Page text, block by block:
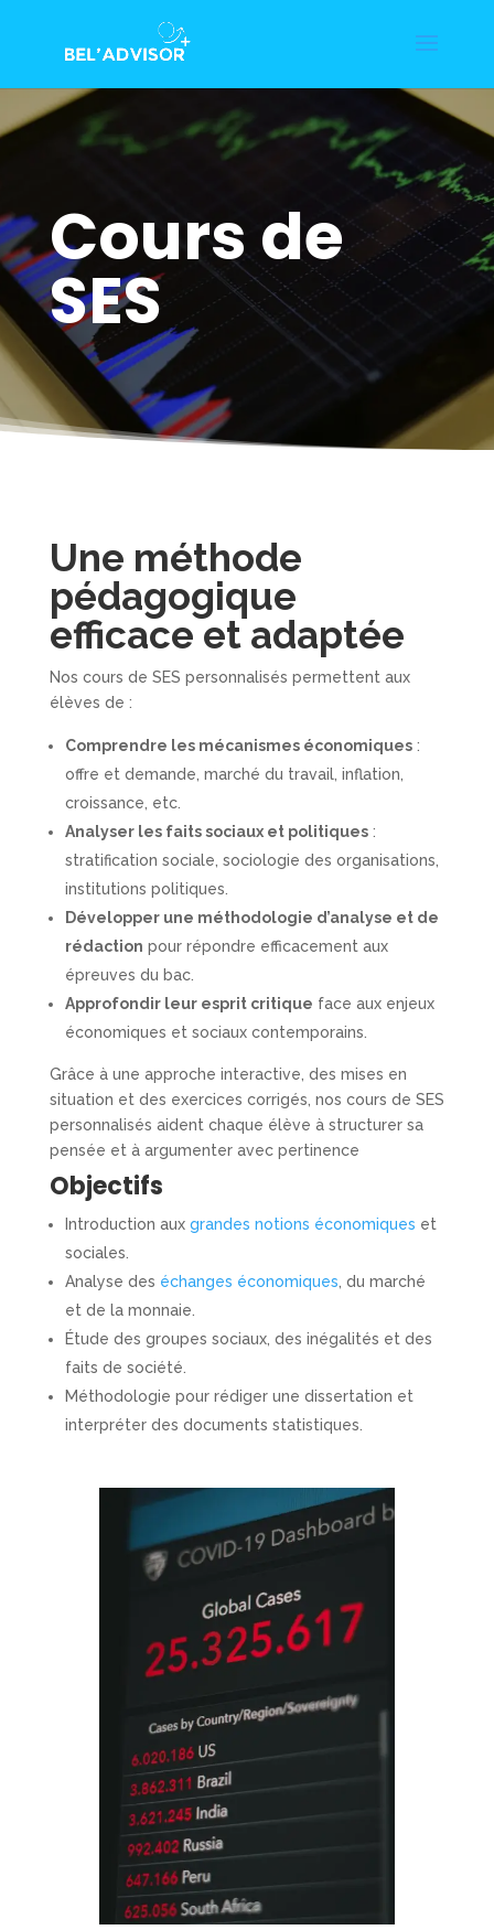
Cours de
SES
Une méthode
pédagogique
efficace et adaptée
Nos cours de SES personnalisés permettent aux
élèves de :
Comprendre les mécanismes économiques:
offre et demande, marché du travail, inflation,
croissance, etc.
Analyser les faits sociaux et politiques:
stratification sociale, sociologie des organisations,
institutions politiques.
Développer une méthodologie d’analyse et de
rédaction pour répondre efficacement aux
épreuves du bac.
Approfondir leur esprit critique face aux enjeux
économiques et sociaux contemporains.
Grâce à une approche interactive, des mises en
situation et des exercices corrigés, nos cours de SES
personnalisés aident chaque élève à structurer sa
pensée et à argumenter avec pertinence
Objectifs
Introduction aux grandes notions économiques et
sociales.
Analyse des échanges économiques , du marché
et de la monnaie.
Étude des groupes sociaux, des inégalités et des
faits de société.
Méthodologie pour rédiger une dissertation et
interpréter des documents statistiques.